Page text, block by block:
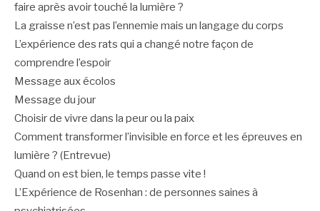
faire après avoir touché la lumière ?
La graisse n’est pas l’ennemie mais un langage du corps
L’expérience des rats qui a changé notre façon de
comprendre l’espoir
Message aux écolos
Message du jour
Choisir de vivre dans la peur ou la paix
Comment transformer l’invisible en force et les épreuves en
lumière ? (Entrevue)
Quand on est bien, le temps passe vite !
L’Expérience de Rosenhan : de personnes saines à